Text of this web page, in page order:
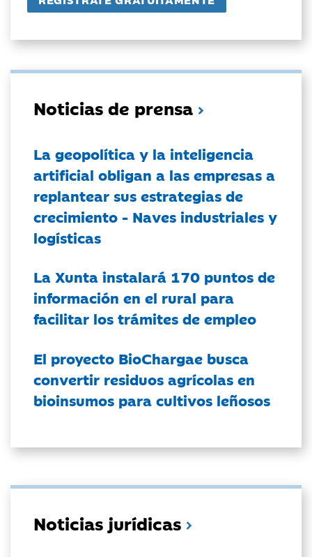
Noticias de prensa
La geopolítica y la inteligencia
artificial obligan a las empresas a
replantear sus estrategias de
crecimiento - Naves industriales y
logísticas
La Xunta instalará 170 puntos de
información en el rural para
facilitar los trámites de empleo
El proyecto BioChargae busca
convertir residuos agrícolas en
bioinsumos para cultivos leñosos
Noticias jurídicas